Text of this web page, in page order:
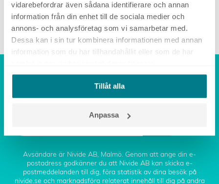
vidarebefordrar även sådana identifierare och annan
information från din enhet till de sociala medier och
annons- och analysföretag som vi samarbetar med.
Dessa kan i sin tur kombinera informationen med annan
information som du har tillhandahållit eller som de har
Tillåt alla
Anpassa
ARTIKLAR
Avsändare är Nivide AB, Malmö. Genom att ange din e-
postadress godkänner du att Nivide AB kan skicka e-
postmeddelanden till dig, föra statistik av dina besök på
nivide.se och marknadsföra relaterat innehåll till dig på andra